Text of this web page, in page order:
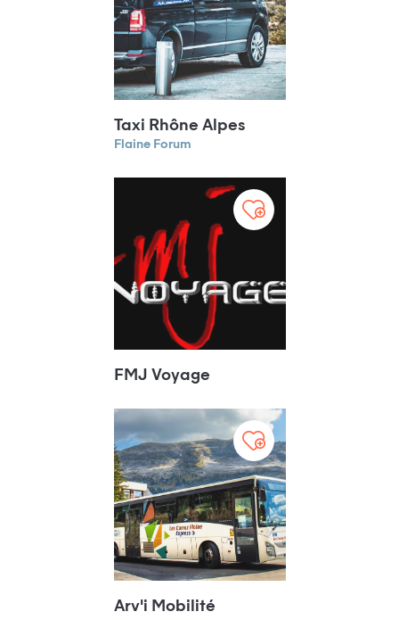
Taxi Rhône Alpes
Flaine Forum
FMJ Voyage
Arv'i Mobilité